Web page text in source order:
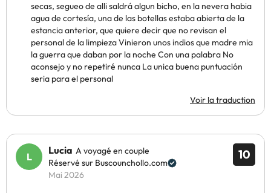
secas, segueo de alli saldrá algun bicho, en la nevera habia
agua de cortesía, una de las botellas estaba abierta de la
estancia anterior, que quiere decir que no revisan el
personal de la limpieza Vinieron unos indios que madre mia
la guerra que daban por la noche Con una palabra No
aconsejo y no repetiré nunca La unica buena puntuación
seria para el personal
Voir la traduction
10
Lucia A voyagé en couple
Réservé sur Buscounchollo.com
Mai 2026